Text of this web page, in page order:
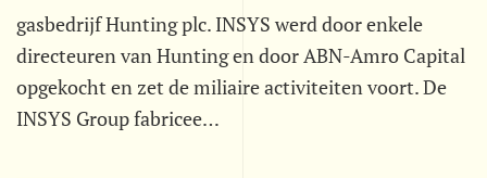
gasbedrijf Hunting plc. INSYS werd door enkele
directeuren van Hunting en door ABN-Amro Capital
opgekocht en zet de miliaire activiteiten voort. De
INSYS Group fabricee…